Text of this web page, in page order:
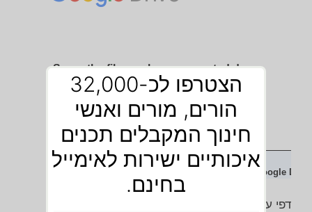
דפי עבודה נוספים הקשורים לנושא זה:
הצטרפו לכ-32,000
הורים, מורים ואנשי
חינוך המקבלים תכנים
איכותיים ישירות לאימייל
בחינם.